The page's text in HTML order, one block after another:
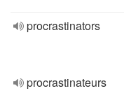
procrastinators
procrastinateurs